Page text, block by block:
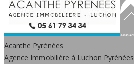
Acanthe Pyrénées
Agence Immobilière à Luchon Pyrénées